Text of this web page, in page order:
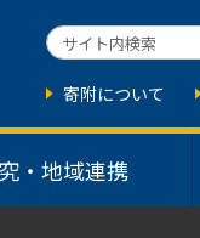
・地域連携
寄附について